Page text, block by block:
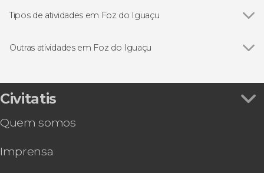
Tipos de atividades em Foz do Iguaçu
Gastronomia e enoturismo
Trilha / Trekking
Outras atividades em Foz do Iguaçu
Passeio de catamarã com jantar
Espetáculo de luzes na Usina de Itaipu
Iguazú
Espetáculo no Madero Tango + Jantar
Civitatis
Quem somos
Imprensa